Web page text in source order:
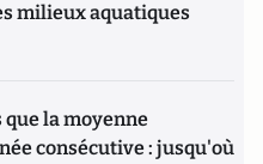
milieux aquatiques
la moyenne
consécutive : jusqu'où